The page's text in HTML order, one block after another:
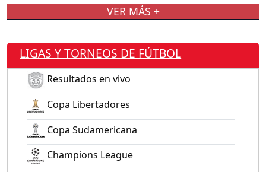
VER MÁS +
LIGAS Y TORNEOS DE FÚTBOL
Resultados en vivo
Copa Libertadores
Copa Sudamericana
Champions League